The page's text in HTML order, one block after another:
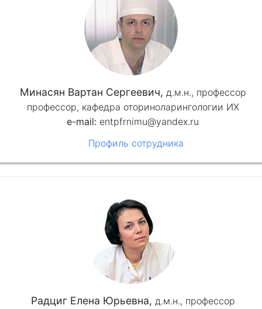
Минасян Вартан Сергеевич, д.м.н., профессор
профессор, кафедра оториноларингологии ИХ
entpfrnimu@yandex.ru
Профиль сотрудника
Радциг Елена Юрьевна, д.м.н., профессор